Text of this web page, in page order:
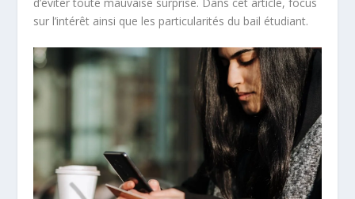
sur l’intérêt ainsi que les particularités du bail étudiant.